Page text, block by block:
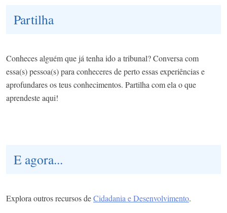
Partilha
Conheces alguém que já tenha ido a tribunal? Conversa com
essa(s) pessoa(s) para conheceres de perto essas experiências e
aprofundares os teus conhecimentos. Partilha com ela o que
aprendeste aqui!
E agora...
Explora outros recursos deCidadania e Desenvolvimento.